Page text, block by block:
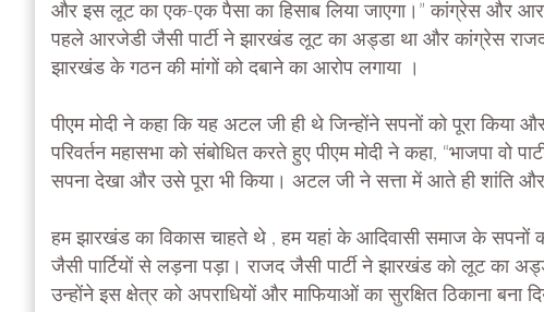
और इस लूट का एक-एक पैसा का हिसाब लिया जाएगा।” कांग्रेस और
पहले आरजेडी जैसी पार्टी ने झारखंड लूट का अड्डा था और कांग्रेस राजद
झारखंड के गठन की मांगों को दबाने का आरोप लगाया ।
पीएम मोदी ने कहा कि यह अटल जी ही थे जिन्होंने सपनों को पूरा किया
परिवर्तन महासभा को संबोधित करते हुए पीएम मोदी ने कहा, “भाजपा
सपना देखा और उसे पूरा भी किया। अटल जी ने सत्ता में आते ही शांति और
हम झारखंड का विकास चाहते थे , हम यहां के आदिवासी समाज के सपनों
जैसी पार्टियों से लड़ना पड़ा। राजद जैसी पार्टी ने झारखंड को लूट
उन्होंने इस क्षेत्र को अपराधियों और माफियाओं का सुरक्षित ठिकाना